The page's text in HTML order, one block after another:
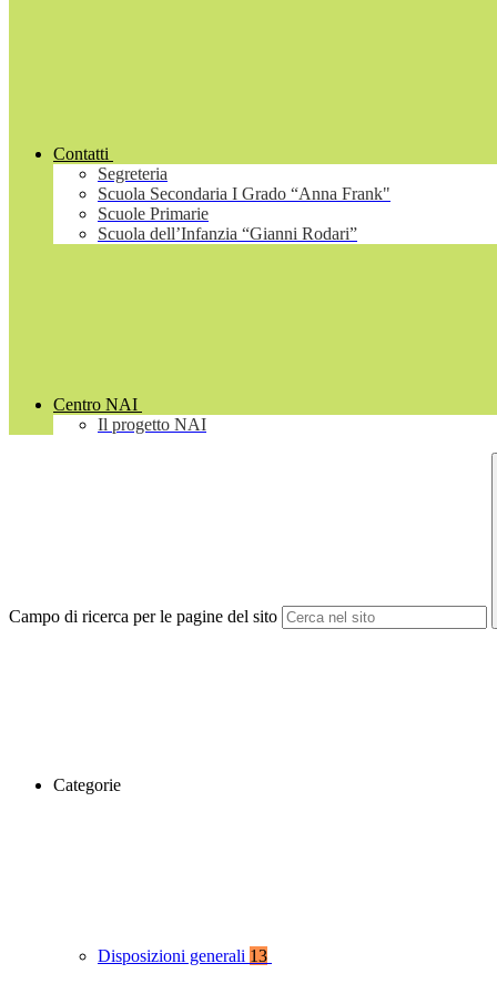
Contatti
Segreteria
Scuola Secondaria I Grado “Anna Frank"
Scuole Primarie
Scuola dell’Infanzia “Gianni Rodari”
Centro NAI
Il progetto NAI
Campo di ricerca per le pagine del sito
Categorie
Disposizioni generali 13